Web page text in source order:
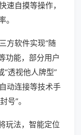
速自摸等操作，
。
方软件实现“随
功能，部分用户
“透视他人牌型”
动连接等技术手
号”。
玩法，智能定位